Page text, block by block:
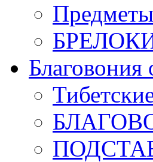
Благовония